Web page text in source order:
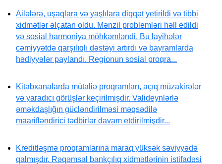
Ailələrə, uşaqlara və yaşlılara diqqət yetirildi və tibbi
xidmətlər əlçatan oldu. Mənzil problemləri həll edildi
və sosial harmoniya möhkəmləndi. Bu layihələr
cəmiyyətdə qarşılıqlı dəstəyi artırdı və bayramlarda
hədiyyələr paylandı. Regionun sosial proqra...
Kitabxanalarda mütaliə proqramları, açıq müzakirələr
və yaradıcı görüşlər keçirilmişdir. Valideynlərlə
əməkdaşlığın gücləndirilməsi məqsədilə
maarifləndirici tədbirlər davam etdirilmişdir...
Kreditləşmə proqramlarına maraq yüksək səviyyədə
qalmışdır. Rəqəmsal bankçılıq xidmətlərinin istifadəsi